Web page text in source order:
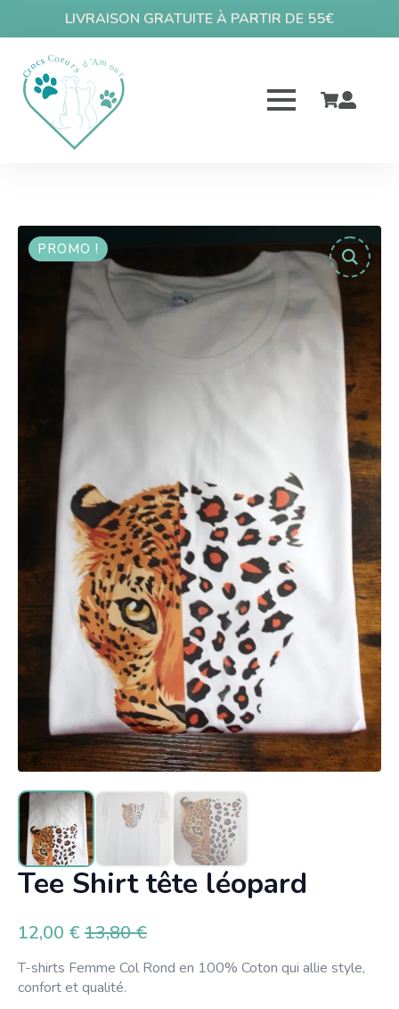
LIVRAISON GRATUITE À PARTIR DE 55€
PROMO !
Tee Shirt tête léopard
13,80€
Le
prix
initial
12,00 €
Le
prix
actuel
T-shirts Femme Col Rond en 100% Coton qui allie style,
confort et qualité.